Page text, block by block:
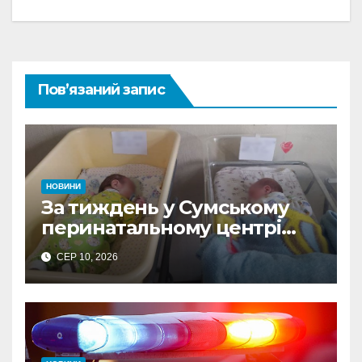
Пов’язаний запис
НОВИНИ
За тиждень у Сумському
перинатальному центрі
Пресвятої Діви Марії
народилося 15 дітей
СЕР 10, 2026